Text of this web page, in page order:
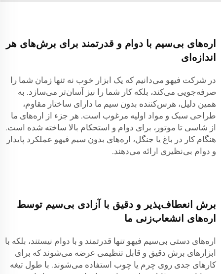
اره‌های بی‌سیم با دوام و قدرتمند برای برش‌های هر
اندازه‌ای
در شرکت فیهو می‌دانیم که یک ابزار خوب نه تنها زمان شما را
صرفه‌جویی می‌کند، بلکه کار شما را نیز آسان‌تر می‌سازد. به
همین دلیل، هرس‌کننده بدون سیم ما دارای ساختار مقاوم،
طراحی سبک و مواد اولیه مرغوب است. هر جزء از اره‌های ما
از شاسی تا موتور، برای دوام و استحکام بالا ساخته شده است.
هنگام کار در باغ یا جنگل، اره‌های بدون سیم فیهو عملکرد پایدار
و دوام بی‌نظیری ارائه می‌دهند.
برش انعطاف‌پذیر و دقیق با آزادی بی‌سیم توسط
اره‌های انشعاب‌زنی ما
اره‌های دستی بی‌سیم فیهو تنها قدرتمند و با دوام نیستند، بلکه با
ابزارهای برش دقیق و قابل تنظیمی عرضه می‌شوند که برای
کارهای جدی روی چرم یا چوب استفاده می‌شوند. با طول تیغه